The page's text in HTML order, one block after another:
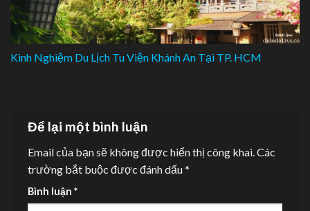
Kinh Nghiệm Du Lịch Tu Viện Khánh An Tại TP. HCM
Để lại một bình luận
Email của bạn sẽ không được hiển thị công khai.Các
trường bắt buộc được đánh dấu*
Bình luận *